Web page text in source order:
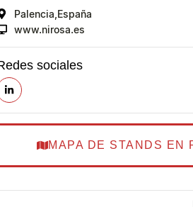
Palencia, España
www.nirosa.es
sociales
MAPA DE STANDS EN